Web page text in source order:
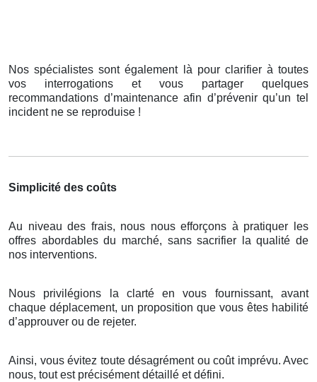
Nos spécialistes sont également là pour clarifier à toutes
vos interrogations et vous partager quelques
recommandations d’maintenance afin d’prévenir qu’un tel
incident ne se reproduise !
Simplicité des coûts
Au niveau des frais, nous nous efforçons à pratiquer les
offres abordables du marché, sans sacrifier la qualité de
nos interventions.
Nous privilégions la clarté en vous fournissant, avant
chaque déplacement, un proposition que vous êtes habilité
d’approuver ou de rejeter.
Ainsi, vous évitez toute désagrément ou coût imprévu. Avec
nous, tout est précisément détaillé et défini.